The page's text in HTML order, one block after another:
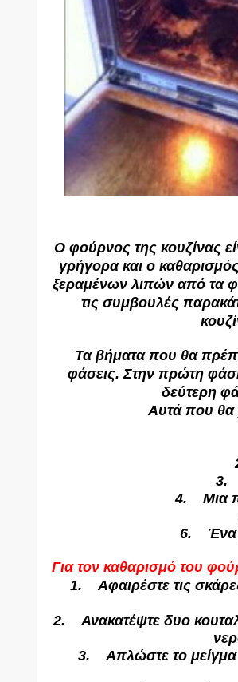
Ο φούρνος της κουζίνας
γρήγορα και ο
ξεραμένων λιπών από τα
τις συμβουλές
Τα βήματα που θα
φάσεις. Στην πρώτη
δεύτερη
Αυτά που θα
3.
4. Μια
6. Ένα
Για τον καθαρισμό του
1. Αφαιρέστε τις
2. Ανακατέψτε δυο
3. Απλώστε το μείγμα